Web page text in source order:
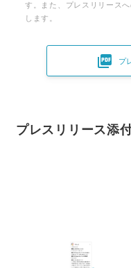
す。また、プレスリリース
します。
 プ
プレスリリース添